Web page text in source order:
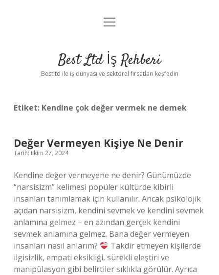
Anasayfa
Yasal Uyarı
menüyü
Best Ltd İş Rehberi
Bestltd ile iş dünyası ve sektörel fırsatları keşfedin
Etiket: Kendine çok değer vermek ne demek
Değer Vermeyen Kişiye Ne Denir
Tarih: Ekim 27, 2024
Kendine değer vermeyene ne denir? Günümüzde
“narsisizm” kelimesi popüler kültürde kibirli
insanları tanımlamak için kullanılır. Ancak psikolojik
açıdan narsisizm, kendini sevmek ve kendini sevmek
anlamına gelmez – en azından gerçek kendini
sevmek anlamına gelmez. Bana değer vermeyen
insanları nasıl anlarım?
Takdir etmeyen kişilerde
ilgisizlik, empati eksikliği, sürekli eleştiri ve
manipülasyon gibi belirtiler sıklıkla görülür. Ayrıca